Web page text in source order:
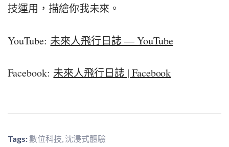
技運用，描繪你我未來。
YouTube: 未來人飛行日誌 — YouTube
Facebook: 未來人飛行日誌 | Facebook
Tags:數位科技, 沈浸式體驗